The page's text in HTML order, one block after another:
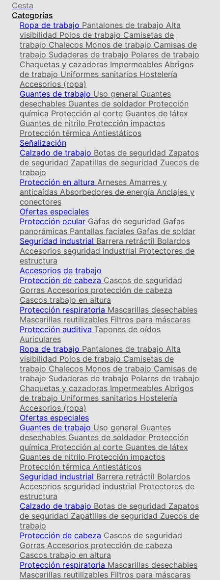
Cesta
Categorías
Ropa de trabajo Pantalones de trabajo Alta
visibilidad Polos de trabajo Camisetas de
trabajo Chalecos Monos de trabajo Camisas de
trabajo Sudaderas de trabajo Polares de trabajo
Chaquetas y cazadoras Impermeables Abrigos
de trabajo Uniformes sanitarios Hostelería
Accesorios (ropa)
Guantes de trabajo Uso general Guantes
desechables Guantes de soldador Protección
química Protección al corte Guantes de látex
Guantes de nitrilo Protección impactos
Protección térmica Antiestáticos
Señalización
Calzado de trabajo Botas de seguridad Zapatos
de seguridad Zapatillas de seguridad Zuecos de
trabajo
Protección en altura Arneses Amarres y
anticaídas Absorbedores de energía Anclajes y
conectores
Ofertas especiales
Protección ocular Gafas de seguridad Gafas
panorámicas Pantallas faciales Gafas de soldar
Seguridad industrial Barrera retráctil Bolardos
Accesorios seguridad industrial Protectores de
estructura
Accesorios de trabajo
Protección de cabeza Cascos de seguridad
Gorras Accesorios protección de cabeza
Cascos trabajo en altura
Protección respiratoria Mascarillas desechables
Mascarillas reutilizables Filtros para máscaras
Protección auditiva Tapones de oídos
Auriculares
Ropa de trabajo Pantalones de trabajo Alta
visibilidad Polos de trabajo Camisetas de
trabajo Chalecos Monos de trabajo Camisas de
trabajo Sudaderas de trabajo Polares de trabajo
Chaquetas y cazadoras Impermeables Abrigos
de trabajo Uniformes sanitarios Hostelería
Accesorios (ropa)
Ofertas especiales
Guantes de trabajo Uso general Guantes
desechables Guantes de soldador Protección
química Protección al corte Guantes de látex
Guantes de nitrilo Protección impactos
Protección térmica Antiestáticos
Seguridad industrial Barrera retráctil Bolardos
Accesorios seguridad industrial Protectores de
estructura
Calzado de trabajo Botas de seguridad Zapatos
de seguridad Zapatillas de seguridad Zuecos de
trabajo
Protección de cabeza Cascos de seguridad
Gorras Accesorios protección de cabeza
Cascos trabajo en altura
Protección respiratoria Mascarillas desechables
Mascarillas reutilizables Filtros para máscaras